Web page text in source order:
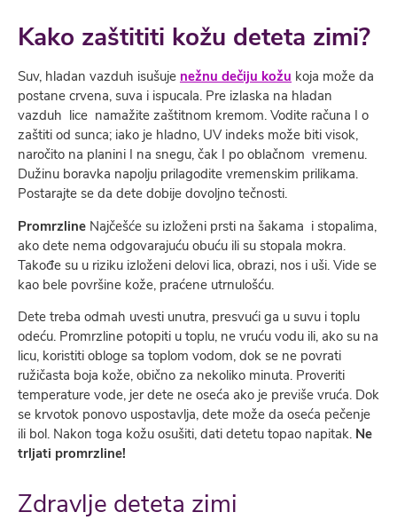
Kako zaštititi kožu deteta zimi?
Suv, hladan vazduh isušuje nežnu dečiju kožu koja može da
postane crvena, suva i ispucala. Pre izlaska na hladan
vazduh lice namažite zaštitnom kremom. Vodite računa I o
zaštiti od sunca; iako je hladno, UV indeks može biti visok,
naročito na planini I na snegu, čak I po oblačnom vremenu.
Dužinu boravka napolju prilagodite vremenskim prilikama.
Postarajte se da dete dobije dovoljno tečnosti.
Promrzline Najčešće su izloženi prsti na šakama i stopalima,
ako dete nema odgovarajuću obuću ili su stopala mokra.
Takođe su u riziku izloženi delovi lica, obrazi, nos i uši. Vide se
kao bele površine kože, praćene utrnulošću.
Dete treba odmah uvesti unutra, presvući ga u suvu i toplu
odeću. Promrzline potopiti u toplu, ne vruću vodu ili, ako su na
licu, koristiti obloge sa toplom vodom, dok se ne povrati
ružičasta boja kože, obično za nekoliko minuta. Proveriti
temperature vode, jer dete ne oseća ako je previše vruća. Dok
se krvotok ponovo uspostavlja, dete može da oseća pečenje
ili bol. Nakon toga kožu osušiti, dati detetu topao napitak. Ne
trljati promrzline!
Zdravlje deteta zimi